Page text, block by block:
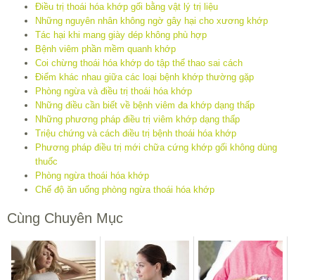
Điều trị thoái hóa khớp gối bằng vật lý trị liệu
Những nguyên nhân không ngờ gây hại cho xương khớp
Tác hại khi mang giày dép không phù hợp
Bệnh viêm phần mềm quanh khớp
Coi chừng thoái hóa khớp do tập thể thao sai cách
Điểm khác nhau giữa các loại bệnh khớp thường gặp
Phòng ngừa và điều trị thoái hóa khớp
Những điều cần biết về bệnh viêm đa khớp dạng thấp
Những phương pháp điều trị viêm khớp dạng thấp
Triệu chứng và cách điều trị bệnh thoái hóa khớp
Phương pháp điều trị mới chữa cứng khớp gối không dùng
thuốc
Phòng ngừa thoái hóa khớp
Chế độ ăn uống phòng ngừa thoái hóa khớp
Cùng Chuyên Mục